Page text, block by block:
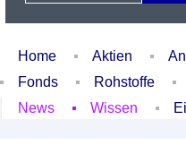
Home Aktien
Fonds
Rohstoffe
News
Wissen